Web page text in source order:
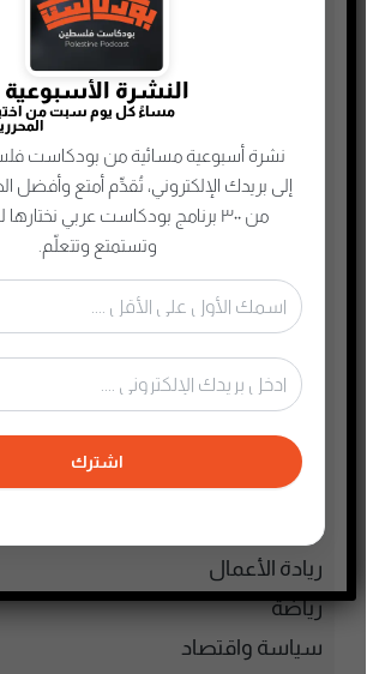
التجارة الإلكترونية
الذاكرة الشعبية الفلسطينية
الطفل والحياة الأسرية
تاريخ فلسطين
تعليم وثقافة
تكنولوجيا وتقنية
جريمة وغموض واحتيال
حقوق وقانون
حلقات مميزة
ريادة الأعمال
رياضة
سياسة واقتصاد
النشرة الأسبوعية
مساءً كل يوم سبت من
نشرة أسبوعية مسائية من بودكاست
إلى بريدك الإلكتروني، تُقدِّم أمتع وأفضل
من ٣٠٠ برنامج بودكاست عربي
وتستمتع وتتعلّم.
اشترك